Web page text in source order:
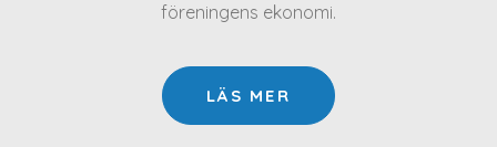
föreningens ekonomi.
LÄS MER